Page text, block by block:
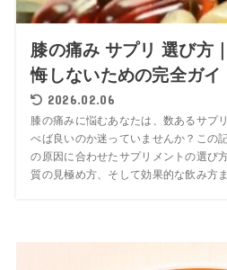
膝の痛み サプリ 選び方
悔しないための完全ガイ
2026.02.06
膝の痛みに悩むあなたは、数あるサプ
べば良いのか迷っていませんか？この
の原因に合わせたサプリメントの選び
質の見極め方、そして効果的な飲み方